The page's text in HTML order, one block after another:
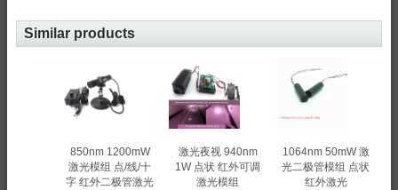
Similar products
850nm 1200mW
激光模组 点/线/十
字 红外二极管激光
激光夜视 940nm
1W 点状 红外可调
激光模组
1064nm 50mW 激
光二极管模组 点状
红外激光